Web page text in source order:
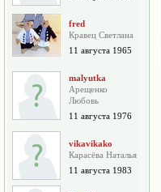
fred
Кравец Светлана
11 августа 1965
malyutka
Арещенко
Любовь
11 августа 1976
vikavikako
Карасёва Наталья
11 августа 1983